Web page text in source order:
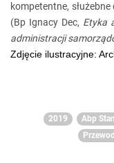
kompetentne,
(Bp Ignacy Dec, Etyka
administracji
Zdjęcie ilustracyjne:
2019 Abp